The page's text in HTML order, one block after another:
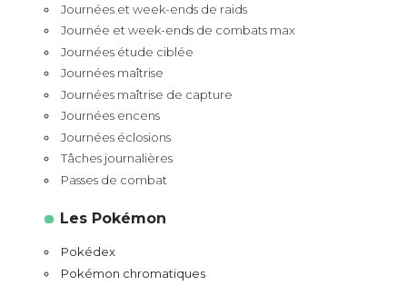
Journées et week-ends de raids
Journée et week-ends de combats max
Journées étude ciblée
Journées maîtrise
Journées maîtrise de capture
Journées encens
Journées éclosions
Tâches journalières
Passes de combat
Les Pokémon
Pokédex
Pokémon chromatiques